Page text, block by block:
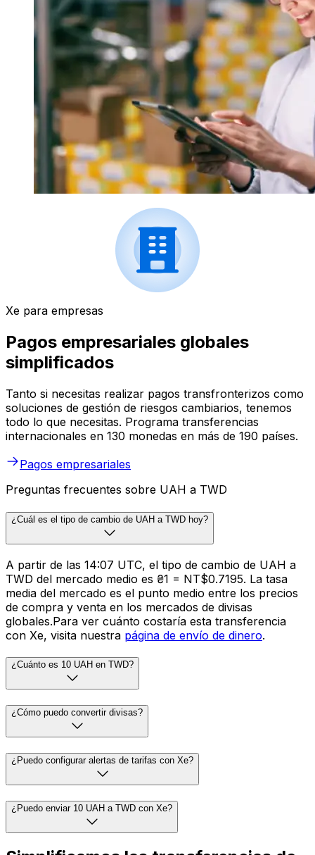
Xe para empresas
Pagos empresariales globales
simplificados
Tanto si necesitas realizar pagos transfronterizos como
soluciones de gestión de riesgos cambiarios, tenemos
todo lo que necesitas. Programa transferencias
internacionales en 130 monedas en más de 190 países.
Pagos empresariales
Preguntas frecuentes sobre UAH a TWD
¿Cuál es el tipo de cambio de UAH a TWD hoy?
A partir de las 14:07 UTC, el tipo de cambio de UAH a
TWD del mercado medio es ₴1 = NT$0.7195. La tasa
media del mercado es el punto medio entre los precios
de compra y venta en los mercados de divisas
globales.Para ver cuánto costaría esta transferencia
con Xe, visita nuestra página de envío de dinero.
¿Cuánto es 10 UAH en TWD?
¿Cómo puedo convertir divisas?
¿Puedo configurar alertas de tarifas con Xe?
¿Puedo enviar 10 UAH a TWD con Xe?